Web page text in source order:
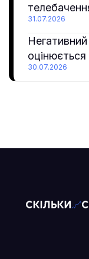
31.07.2026
Негативний
30.07.2026